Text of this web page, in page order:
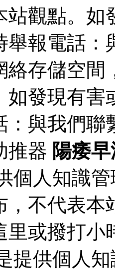
站觀點。如
舉報電話
絡存儲空間
如發現有害
：與我們聯
推器 陽痿
個人知識
，不代表本
里或撥打
提供個人